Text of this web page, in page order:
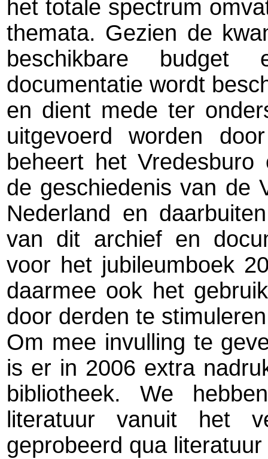
het totale spectrum
themata. Gezien de
beschikbare
documentatie wordt
en dient mede ter
uitgevoerd worden
beheert het
de geschiedenis van de
Nederland en
van dit archief en
voor het jubileumboek
daarmee ook het
door derden te
Om mee invulling te
is er in 2006 extra
bibliotheek. We
literatuur vanuit het
geprobeerd qua